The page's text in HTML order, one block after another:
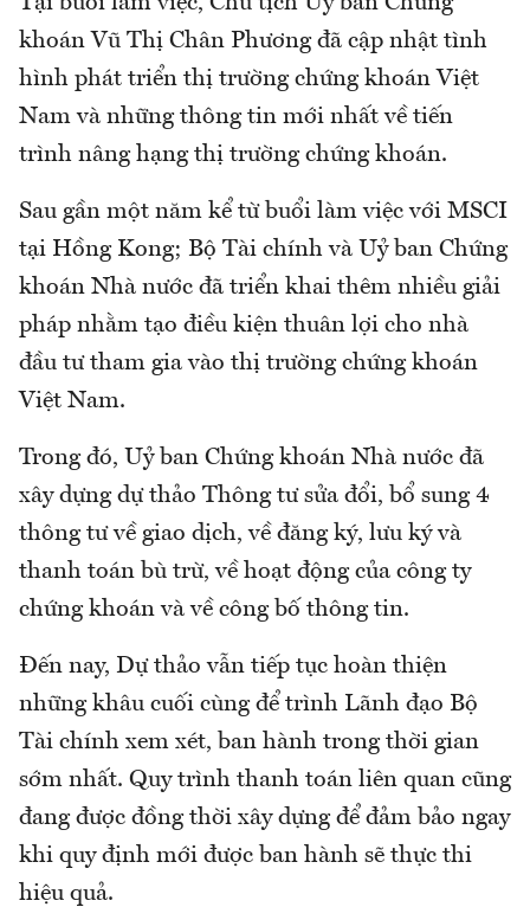
khoán Vũ Thị Chân Phương đã cập nhật tình
hình phát triển thị trường chứng khoán Việt
Nam và những thông tin mới nhất về tiến
trình nâng hạng thị trường chứng khoán.
Sau gần một năm kể từ buổi làm việc với MSCI
tại Hồng Kong; Bộ Tài chính và Uỷ ban Chứng
khoán Nhà nước đã triển khai thêm nhiều giải
pháp nhằm tạo điều kiện thuân lợi cho nhà
đầu tư tham gia vào thị trường chứng khoán
Việt Nam.
Trong đó, Uỷ ban Chứng khoán Nhà nước đã
xây dựng dự thảo Thông tư sửa đổi, bổ sung 4
thông tư về giao dịch, về đăng ký, lưu ký và
thanh toán bù trừ, về hoạt động của công ty
chứng khoán và về công bố thông tin.
Đến nay, Dự thảo vẫn tiếp tục hoàn thiện
những khâu cuối cùng để trình Lãnh đạo Bộ
Tài chính xem xét, ban hành trong thời gian
sớm nhất. Quy trình thanh toán liên quan cũng
đang được đồng thời xây dựng để đảm bảo ngay
khi quy định mới được ban hành sẽ thực thi
hiệu quả.